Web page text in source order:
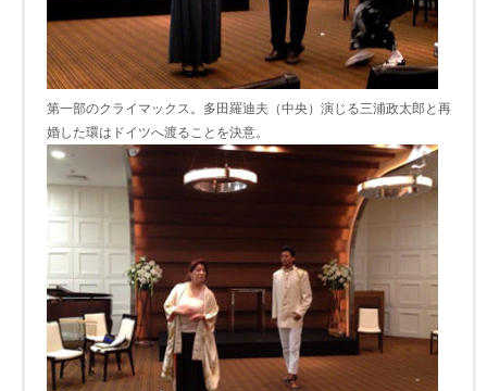
第一部のクライマックス。多田羅迪夫（中央）演じる三浦政太郎と再
婚した環はドイツへ渡ることを決意。